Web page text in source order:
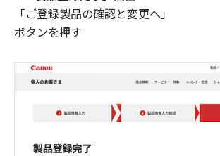
「ご登録製品の確認と変更へ」
ボタンを押す